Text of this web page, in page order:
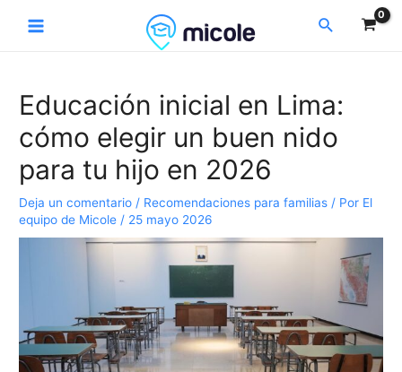
Main
Buscar
Educación inicial en Lima:
cómo elegir un buen nido
para tu hijo en 2026
Deja un comentario / Recomendaciones para familias / Por El
equipo de Micole / 25 mayo 2026